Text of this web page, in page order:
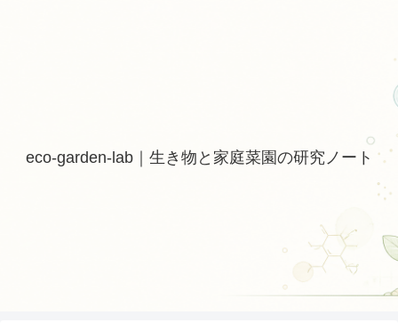
eco-garden-lab｜生き物と家庭菜園の研究ノート